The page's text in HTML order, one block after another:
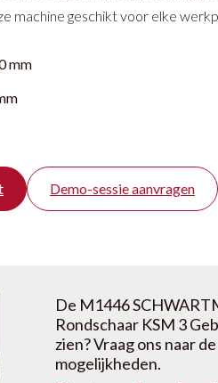
machine geschikt voor elke
mm
Demo-sessie aanvragen
De M1446
Rondschaar KSM 3
zien? Vraag ons naar de
mogelijkheden.